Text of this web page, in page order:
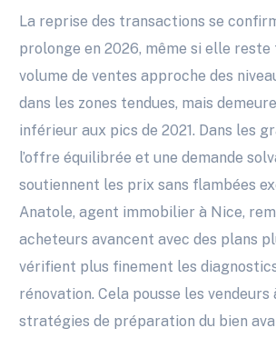
La reprise des transactions se
prolonge en 2026, même si elle reste
volume de ventes approche des
dans les zones tendues, mais
inférieur aux pics de 2021. Dans les
l’offre équilibrée et une demande
soutiennent les prix sans flambées
Anatole, agent immobilier à Nice,
acheteurs avancent avec des plans
vérifient plus finement les
rénovation. Cela pousse les
stratégies de préparation du bien